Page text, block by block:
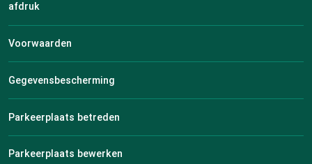
afdruk
Voorwaarden
Gegevensbescherming
Parkeerplaats betreden
Parkeerplaats bewerken